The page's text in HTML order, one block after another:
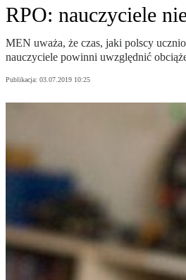
RPO: nauczyciele
MEN uważa, że czas, jaki polscy
nauczyciele powinni uwzględnić
Publikacja: 03.07.2019 10:25